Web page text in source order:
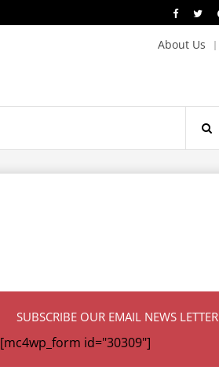
About Us
SUBSCRIBE OUR EMAIL NEWS LETTER
[mc4wp_form id="30309"]